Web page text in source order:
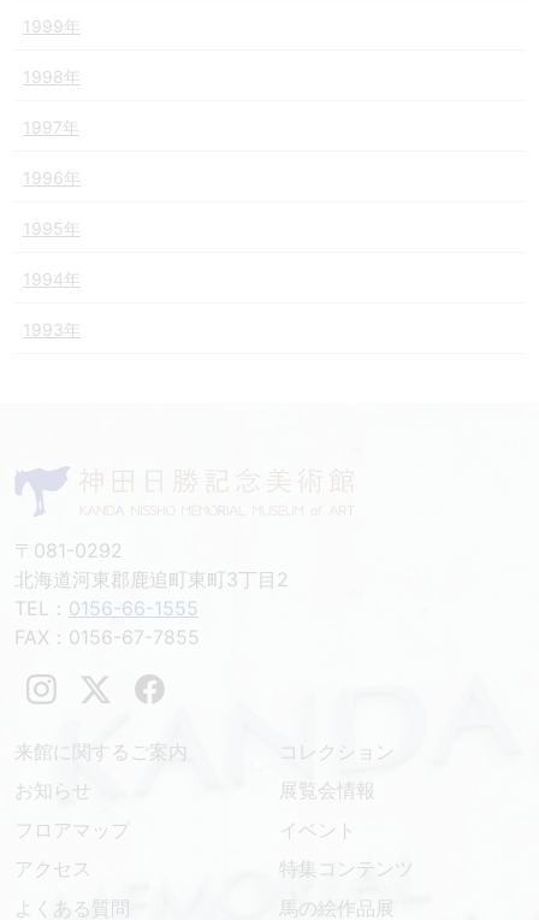
1999年
1998年
1997年
1996年
1995年
1994年
1993年
〒081-0292
北海道河東郡鹿追町東町3丁目2
TEL： 0156-66-1555
FAX：0156-67-7855
来館に関するご案内
お知らせ
フロアマップ
アクセス
よくある質問
コレクション
展覧会情報
イベント
特集コンテンツ
馬の絵作品展